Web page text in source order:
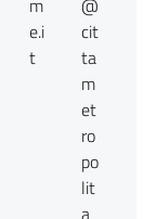
m
e.i
t
@
cit
ta
m
et
ro
po
lit
a